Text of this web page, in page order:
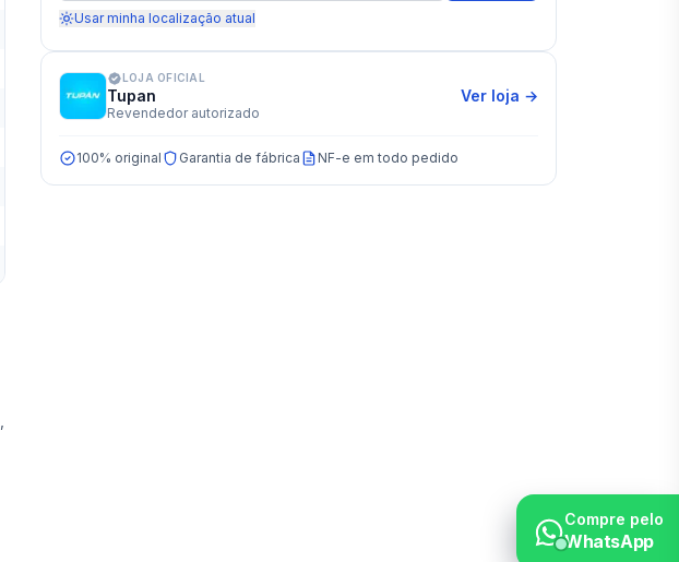
Usar minha localização atual
LOJA OFICIAL
Tupan
Revendedor autorizado
Ver loja →
100% original Garantia de fábrica NF-e em todo pedido
Compre pelo
WhatsApp